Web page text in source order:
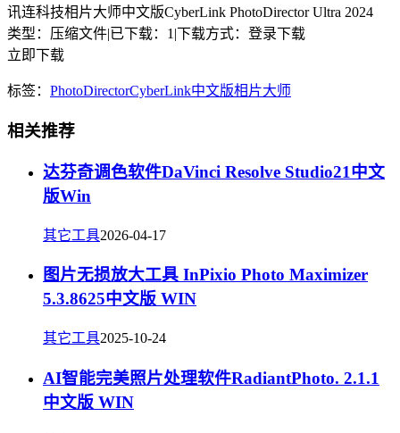
讯连科技相片大师中文版CyberLink PhotoDirector Ultra 2024
类型：压缩文件|已下载：1 |下载方式：登录下载
立即下载
标签： PhotoDirectorCyberLink中文版相片大师
相关推荐
达芬奇调色软件DaVinci Resolve Studio21中文
版Win
其它工具2026-04-17
图片无损放大工具 InPixio Photo Maximizer
5.3.8625中文版 WIN
其它工具2025-10-24
AI智能完美照片处理软件RadiantPhoto. 2.1.1
中文版 WIN